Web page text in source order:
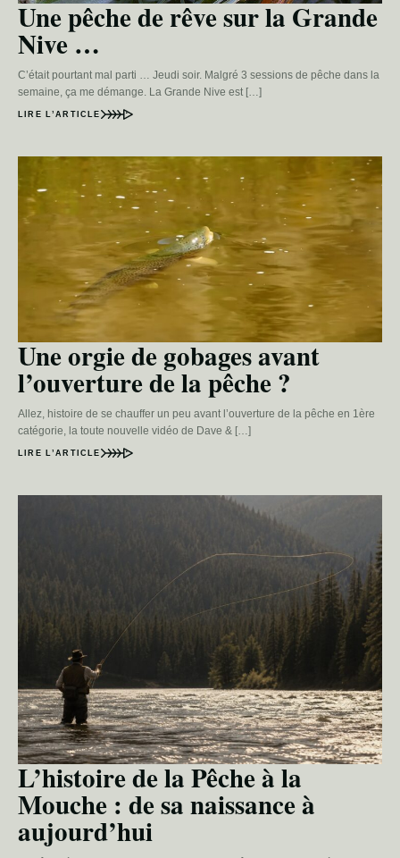
Une pêche de rêve sur la Grande
Nive …
C’était pourtant mal parti … Jeudi soir. Malgré 3 sessions de pêche dans la
semaine, ça me démange. La Grande Nive est […]
LIRE L’ARTICLE
Une orgie de gobages avant
l’ouverture de la pêche ?
Allez, histoire de se chauffer un peu avant l’ouverture de la pêche en 1ère
catégorie, la toute nouvelle vidéo de Dave & […]
LIRE L’ARTICLE
L’histoire de la Pêche à la
Mouche : de sa naissance à
aujourd’hui